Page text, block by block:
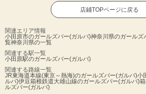
店鋪TOPページに戻る
関連エリア情報
小田原市のガールズバー(ガルバ)神奈川県のガールズ
覧神奈川県の一覧
関連する駅一覧
小田原駅のガールズバー(ガルバ)
関連する路線一覧
JR東海道本線(東京～熱海)のガールズバー(ガルバ)小
ルバ)伊豆箱根鉄道大雄山線のガールズバー(ガルバ)
ルズバー(ガルバ)